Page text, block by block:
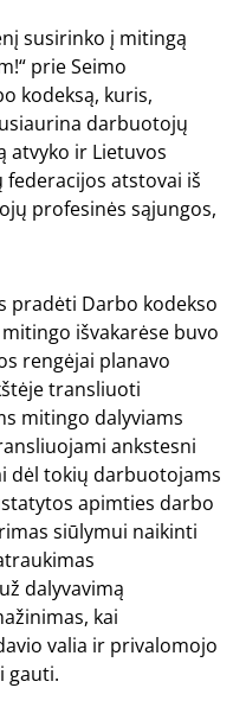
susirinko į mitingą
prie Seimo
kodeksą, kuris,
darbuotojų
atvyko ir Lietuvos
atstovai iš
profesinės sąjungos,
pradėti Darbo kodekso
išvakarėse buvo
rengėjai planavo
transliuoti
mitingo dalyviams
ankstesni
dėl tokių darbuotojams
apimties darbo
siūlymui naikinti
dalyvavimą
kai
valia ir privalomojo
gauti.